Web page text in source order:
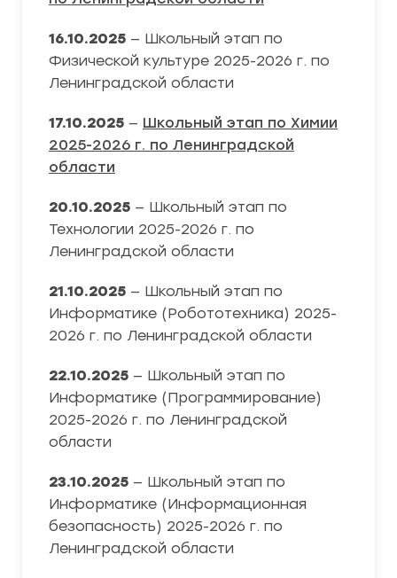
16.10.2025 — Школьный этап по
Физической культуре 2025-2026 г. по
Ленинградской области
17.10.2025 — Школьный этап по Химии
2025-2026 г. по Ленинградской
области
20.10.2025 — Школьный этап по
Технологии 2025-2026 г. по
Ленинградской области
21.10.2025 — Школьный этап по
Информатике (Робототехника) 2025-
2026 г. по Ленинградской области
22.10.2025 — Школьный этап по
Информатике (Программирование)
2025-2026 г. по Ленинградской
области
23.10.2025 — Школьный этап по
Информатике (Информационная
безопасность) 2025-2026 г. по
Ленинградской области